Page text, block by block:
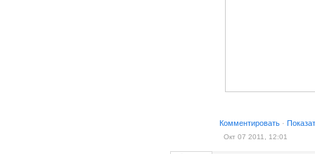
Комментировать ·
Окт 07 2011, 12:01